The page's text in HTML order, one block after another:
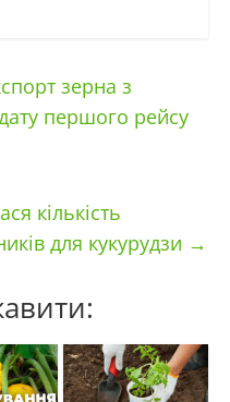
зерна з
першого рейсу
кількість
для кукурудзи →